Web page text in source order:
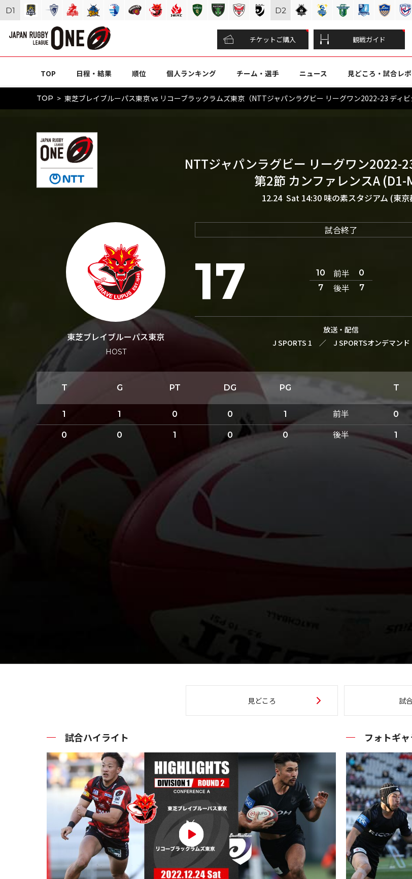
チケットご購入 観戦ガイド
TOP 日程・結果 順位 個人ランキング チーム・選手 ニュース 見どころ・試合レ
TOP 東芝ブレイブルーパス東京 vs リコーブラックラムズ東京（NTTジャパンラグビー リーグワン2022-23 ディビ
NTTジャパンラグビー リーグワン2022-
第2節 カンファレンスA (D1-
12.24 Sat 14:30 味の素スタジアム (東京
試合終了
東芝ブレイブルーパス東京
HOST
17 10 前半
0
7
後半 7
放送・配信
J SPORTS 1
／ J SPORTSオンデマンド
T G PT DG PG T
1 1 0 0 1 前半 0
0 0 1 0 0 後半 1
見どころ 試
試合ハイライト フォトギ
D1 D2